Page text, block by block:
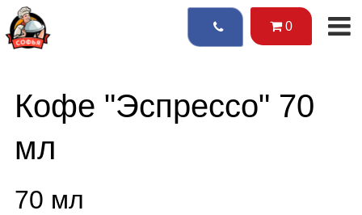
0
Кофе "Эспрессо" 70
мл
70 мл